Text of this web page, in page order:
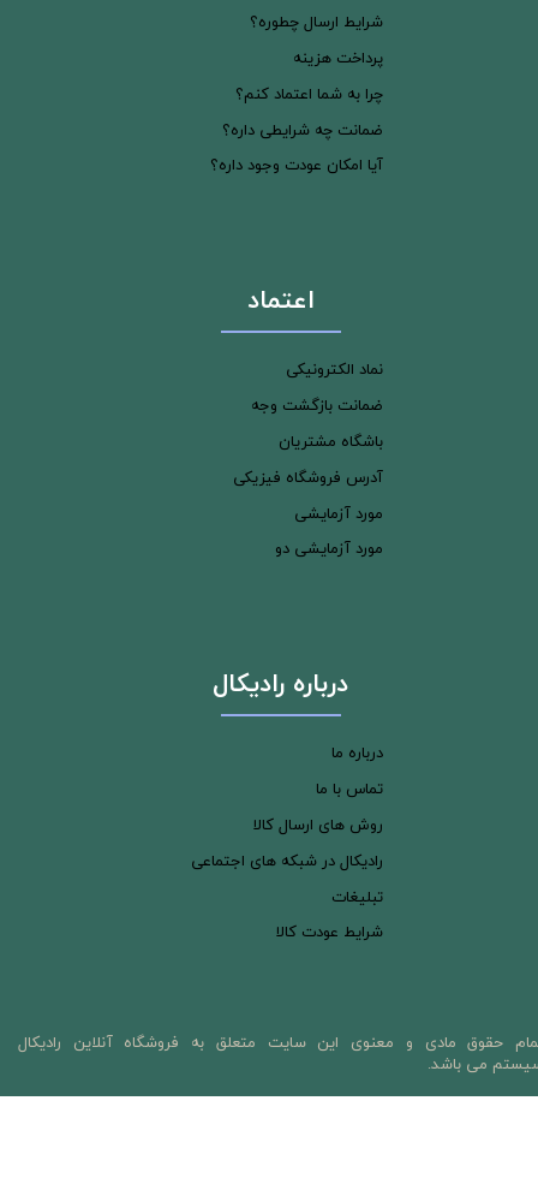
شرایط ارسال چطوره؟
پرداخت هزینه
چرا به شما اعتماد کنم؟
ضمانت چه شرایطی داره؟
آیا امکان عودت وجود داره؟
حقوق مادی و معنوی این سایت متعلق به فروشگاه آنلاین رادیکال
می باشد.
اعتماد
نماد الکترونیکی
ضمانت بازگشت وجه
باشگاه مشتریان
آدرس فروشگاه فیزیکی
مورد آزمایشی
مورد آزمایشی دو
درباره رادیکال
درباره ما
تماس با ما
روش های ارسال کالا
رادیکال در شبکه های اجتماعی
تبلیغات
شرایط عودت کالا